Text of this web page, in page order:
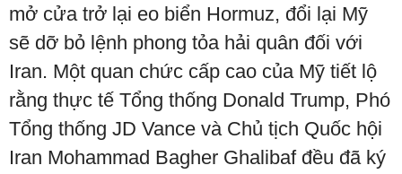
mở cửa trở lại eo biển Hormuz, đổi lại Mỹ
sẽ dỡ bỏ lệnh phong tỏa hải quân đối với
Iran. Một quan chức cấp cao của Mỹ tiết lộ
rằng thực tế Tổng thống Donald Trump, Phó
Tổng thống JD Vance và Chủ tịch Quốc hội
Iran Mohammad Bagher Ghalibaf đều đã ký